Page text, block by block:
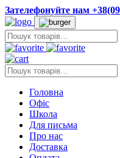
Зателефонуйте нам
Пошук:
Пошук:
Головна
Офіс
Школа
Для письма
Про нас
Доставка